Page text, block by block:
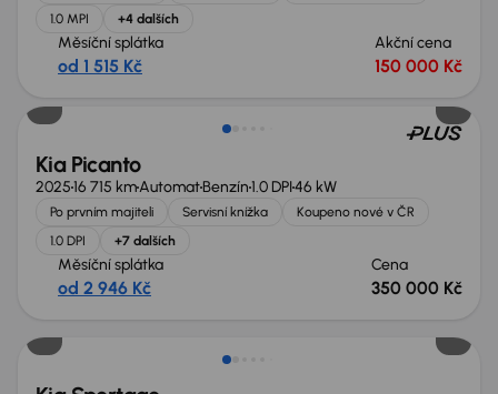
1.0 MPI
+4 dalších
Měsíční splátka
od 1 515 Kč
Akční cena
150 000 Kč
Ušetříte 149 999 Kč
Kia Picanto
202516 715 kmAutomatBenzín1.0 DPI46 kW
Po prvním majiteli Servisní knížka
Koupeno nové v ČR
1.0 DPI
+7 dalších
Měsíční splátka
od 2 946 Kč
Cena
350 000 Kč